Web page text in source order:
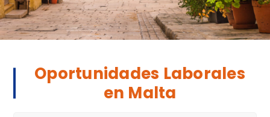
Oportunidades Laborales
en Malta